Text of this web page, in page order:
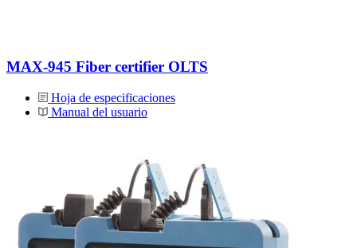
MAX-945 Fiber certifier OLTS
Hoja de especificaciones
Manual del usuario